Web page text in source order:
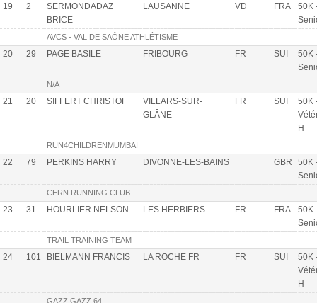
19 2
SERMONDADAZ
BRICE
LAUSANNE VD FRA
50K
AVCS - VAL DE SAÔNE ATHLÉTISME
20 29 PAGE BASILE FRIBOURG FR SUI
50K
N/A
21 20 SIFFERT CHRISTOF
VILLARS-SUR-
GLÂNE
FR SUI
50K
H
RUN4CHILDRENMUMBAI
22 79 PERKINS HARRY DIVONNE-LES-BAINS GBR
50K
CERN RUNNING CLUB
23 31 HOURLIER NELSON LES HERBIERS FR FRA
50K
TRAIL TRAINING TEAM
24 101 BIELMANN FRANCIS LA ROCHE FR FR SUI
50K
H
GAZZ GAZZ 64